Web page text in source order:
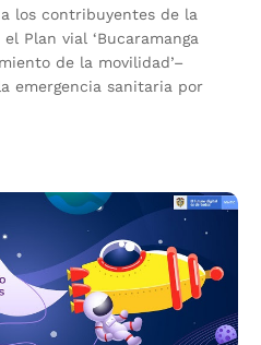
los contribuyentes de la
Plan vial ‘Bucaramanga
de la movilidad’–
emergencia sanitaria por